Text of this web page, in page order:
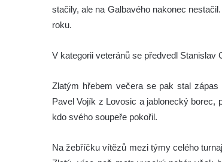
stačily, ale na Galbavého nakonec
roku.
V kategorii veteránů se předvedl Stanislav
Zlatým hřebem večera se pak stal
Pavel Vojík z Lovosic a jablonecký borec,
kdo svého soupeře pokořil.
Na žebříčku vítězů mezi týmy celého